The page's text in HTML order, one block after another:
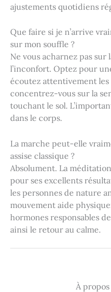
ajustements quotidiens
Que faire si je n’arrive
sur mon souffle ?
Ne vous acharnez pas
l’inconfort. Optez pour
écoutez attentivement les
concentrez-vous sur la
touchant le sol.
dans le corps.
La marche peut-elle
assise classique ?
Absolument. La
pour ses excellents
les personnes de nature
mouvement aide
hormones responsables
ainsi le retour au calme.
À